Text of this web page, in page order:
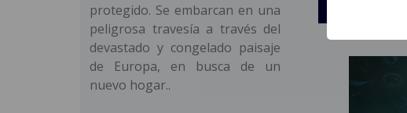
protegido. Se embarcan en una
peligrosa travesía a través del
devastado y congelado paisaje
de Europa, en busca de un
nuevo hogar..